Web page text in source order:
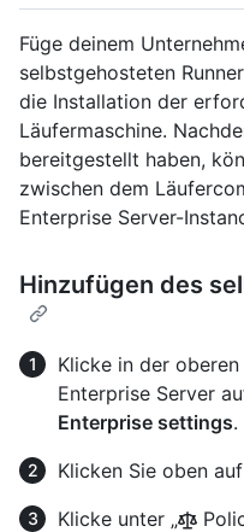
Füge deinem
selbstgehosteten
die Installation der
Läufermaschine.
bereitgestellt haben,
zwischen dem
Enterprise Server-
Hinzufügen des
Klicke in der
Enterprise Server
Enterprise settings.
Klicken Sie oben
Klicke unter „